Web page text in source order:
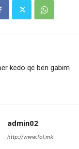
këdo që bën gabim
admin02
http://www.fol.mk